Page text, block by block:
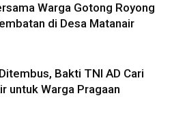
Warga Gotong Royong
di Desa Matanair
Bakti TNI AD Cari
untuk Warga Pragaan